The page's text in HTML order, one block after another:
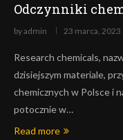
Odczynniki
byadmin 23 marca, 2023
Research chemicals,
dzisiejszym materiale,
chemicznych w Polsce i
potocznie w…
Read more